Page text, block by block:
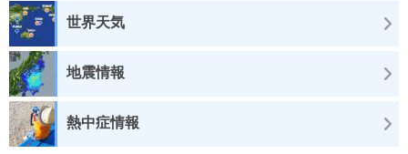
世界天気
地震情報
熱中症情報